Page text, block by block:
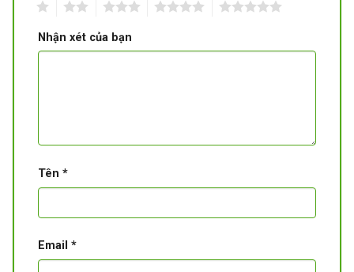
Nhận xét của bạn
Tên *
Email *